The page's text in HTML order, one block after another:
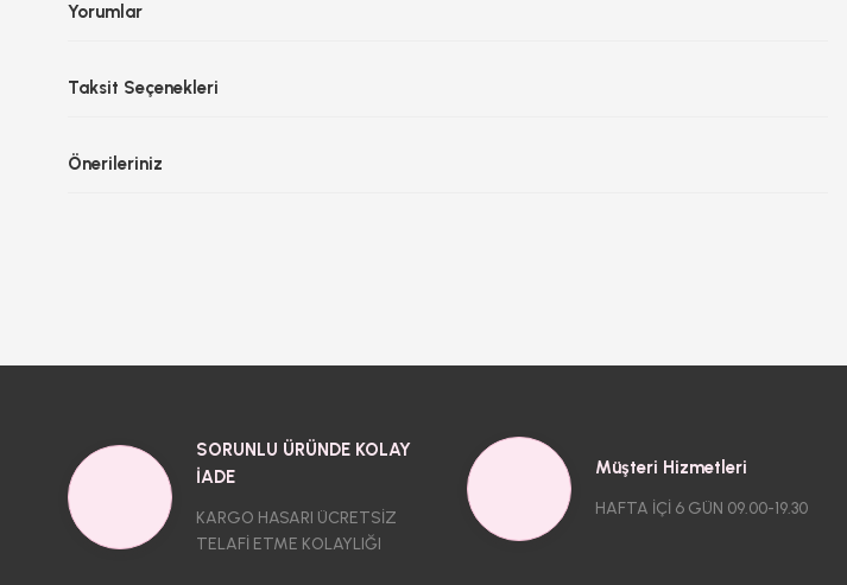
Yorumlar
Taksit Seçenekleri
Önerileriniz
SORUNLU ÜRÜNDE KOLAY
İADE
KARGO HASARI ÜCRETSİZ
TELAFİ ETME KOLAYLIĞI
Müşteri Hizmetleri
HAFTA İÇİ 6 GÜN 09.00-19.30